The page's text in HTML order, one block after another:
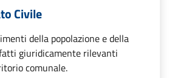
Civile
della popolazione e della
giuridicamente rilevanti
comunale.